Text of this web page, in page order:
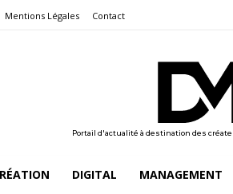
Mentions Légales Contact
Portail d'actualité à destination des
DIGITAL MANAGEMENT